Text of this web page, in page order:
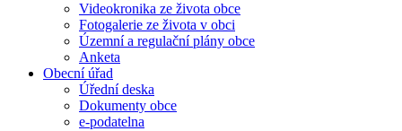
Videokronika ze života obce
Fotogalerie ze života v obci
Územní a regulační plány obce
Anketa
Obecní úřad
Úřední deska
Dokumenty obce
e-podatelna